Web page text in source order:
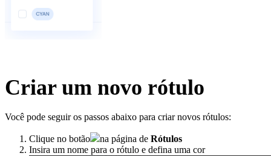
Criar um novo rótulo
Você pode seguir os passos abaixo para criar novos rótulos:
Clique no botão na página de Rótulos
Insira um nome para o rótulo e defina uma cor